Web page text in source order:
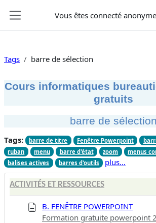
Vous êtes connecté
Tags barre de sélection
Cours informatiques
gratuits
barre de sélection
Tags: barre de titre Fenêtre Powerpoint
ruban
menu barre d'état zoom
menus
balises actives
barres d'outils plus…
ACTIVITÉS ET RESSOURCES
B. FENÊTRE POWERPOINT
Formation gratuite powerpoint